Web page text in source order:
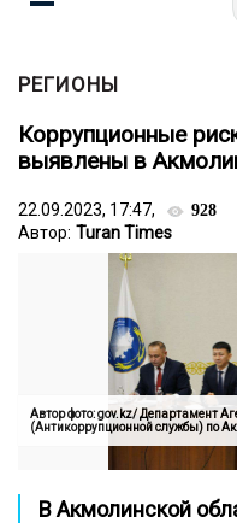
РЕГИОНЫ
Коррупционные
выявлены в
22.09.2023, 17:47, 928
Автор: Turan Times
Автор фото: gov.kz/ Департамент
(Антикоррупционной службы) по
В Акмолинской